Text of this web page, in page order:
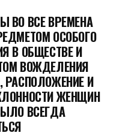
ВО ВСЕ ВРЕМЕНА
ОСОБОГО
В ОБЩЕСТВЕ И
ВОЖДЕЛЕНИЯ
И
ЖЕНЩИН
ВСЕГДА